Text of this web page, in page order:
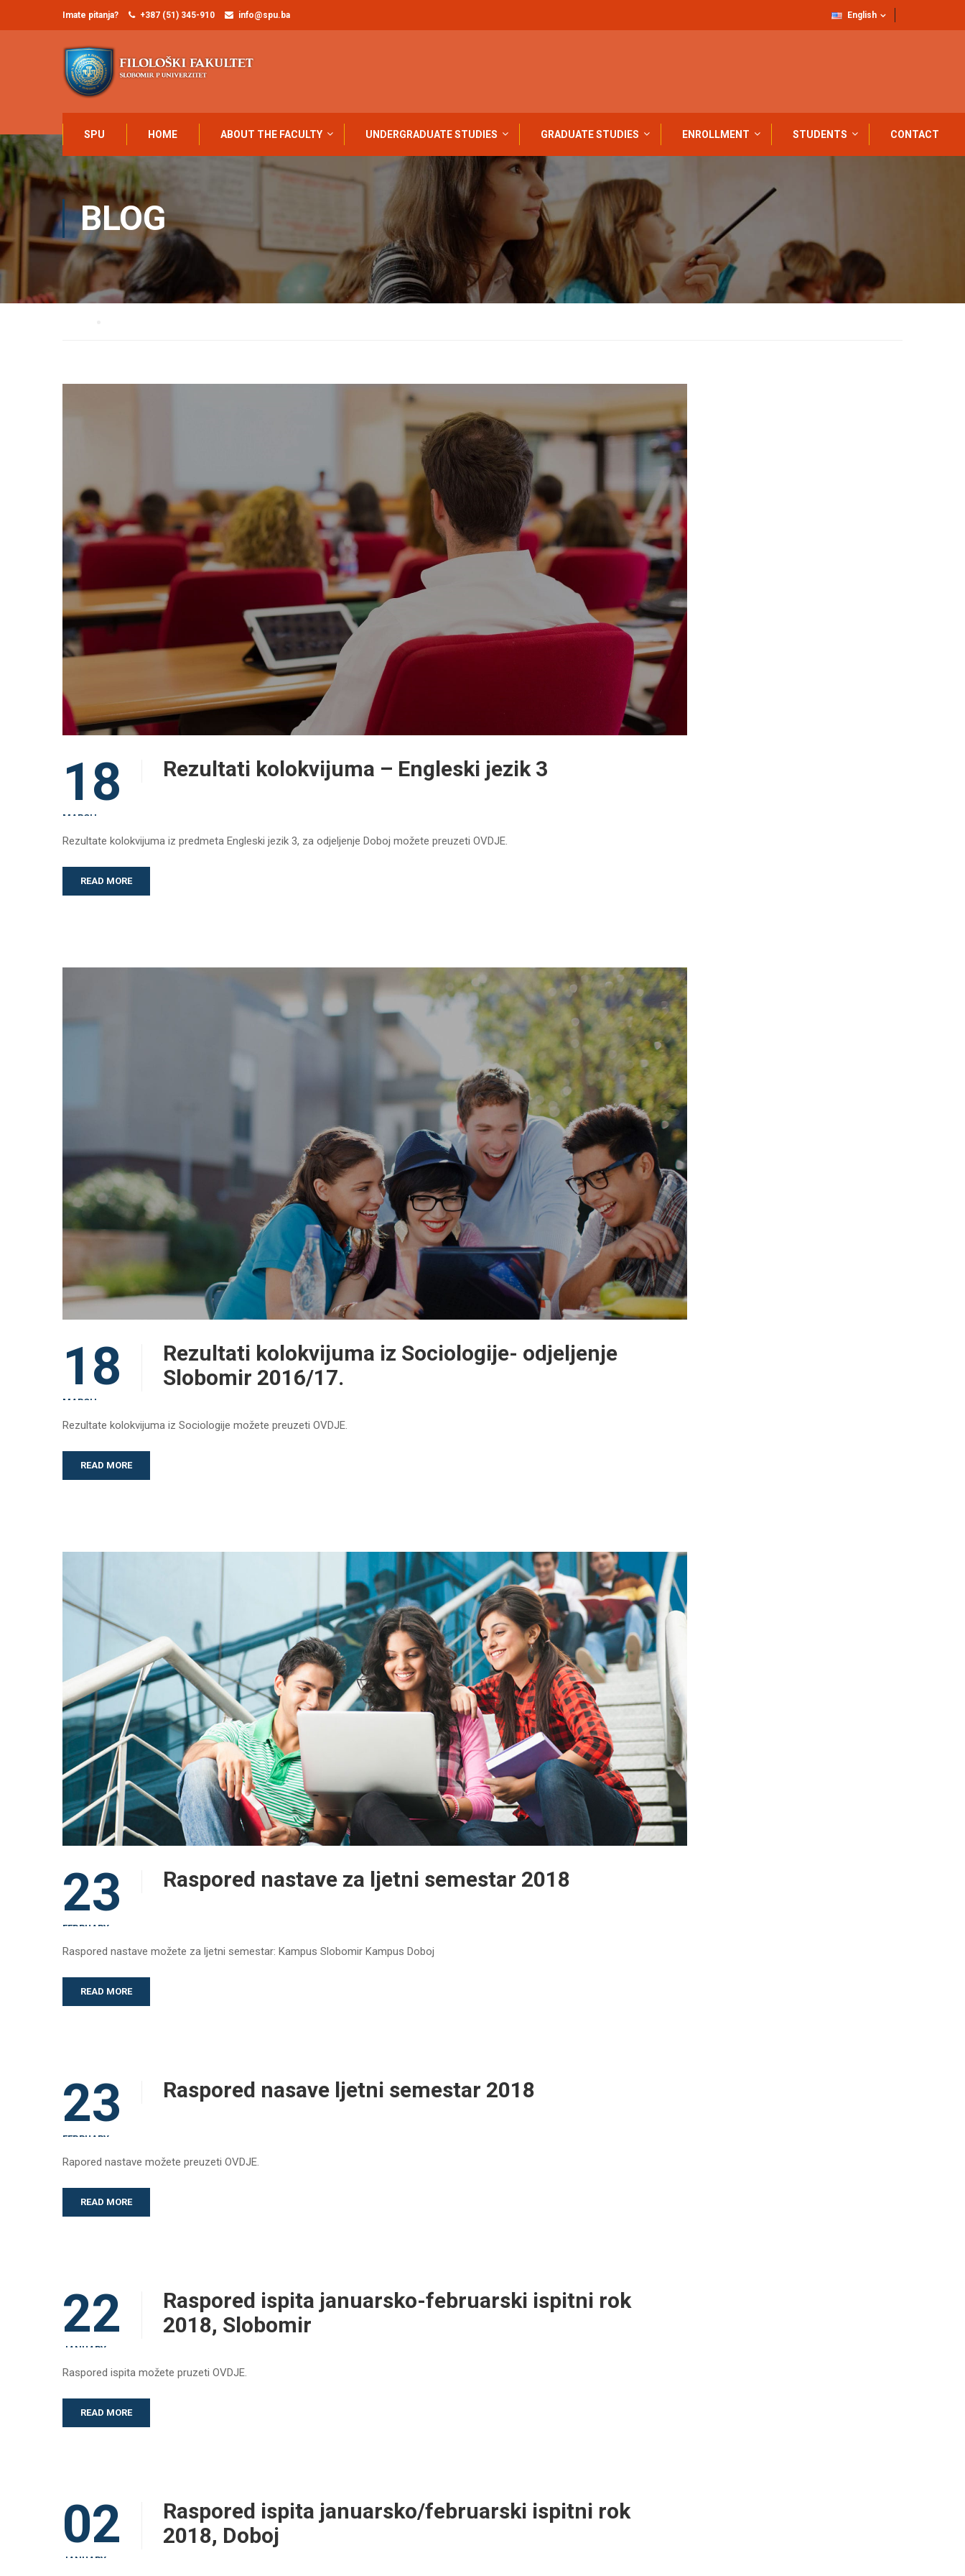
Imate pitanja? +387 (51) 345-910 info@spu.ba English
SPU HOME ABOUT THE FACULTY UNDERGRADUATE STUDIES GRADUATE STUDIES ENROLLMENT STUDENTS CONTACT
BLOG
18
MARCH
Rezultati kolokvijuma – Engleski jezik 3
Rezultate kolokvijuma iz predmeta Engleski jezik 3, za odjeljenje Doboj možete preuzeti OVDJE.
READ MORE
18
MARCH
Rezultati kolokvijuma iz Sociologije- odjeljenje
Slobomir 2016/17.
Rezultate kolokvijuma iz Sociologije možete preuzeti OVDJE.
READ MORE
23
FEBRUARY
Raspored nastave za ljetni semestar 2018
Raspored nastave možete za ljetni semestar: Kampus Slobomir Kampus Doboj
READ MORE
23
FEBRUARY
Raspored nasave ljetni semestar 2018
Rapored nastave možete preuzeti OVDJE.
READ MORE
22
JANUARY
Raspored ispita januarsko-februarski ispitni rok
2018, Slobomir
Raspored ispita možete pruzeti OVDJE.
READ MORE
02
JANUARY
Raspored ispita januarsko/februarski ispitni rok
2018, Doboj